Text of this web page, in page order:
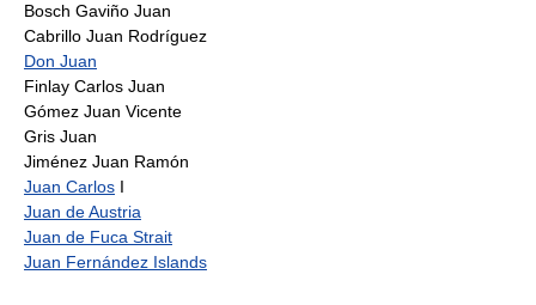
Bosch Gaviño Juan
Cabrillo Juan Rodríguez
Don Juan
Finlay Carlos Juan
Gómez Juan Vicente
Gris Juan
Jiménez Juan Ramón
Juan Carlos I
Juan de Austria
Juan de Fuca Strait
Juan Fernández Islands